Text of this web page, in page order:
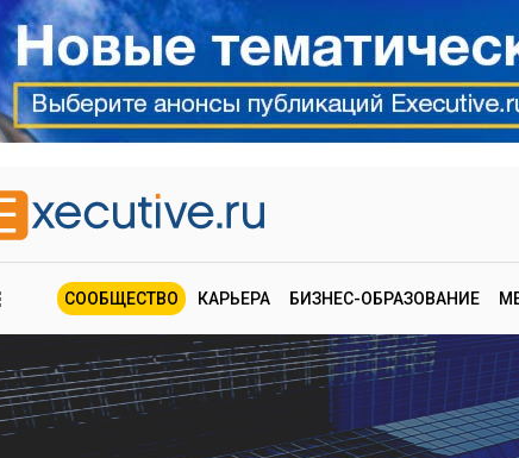
СООБЩЕСТВО КАРЬЕРА БИЗНЕС-ОБРАЗОВАНИЕ